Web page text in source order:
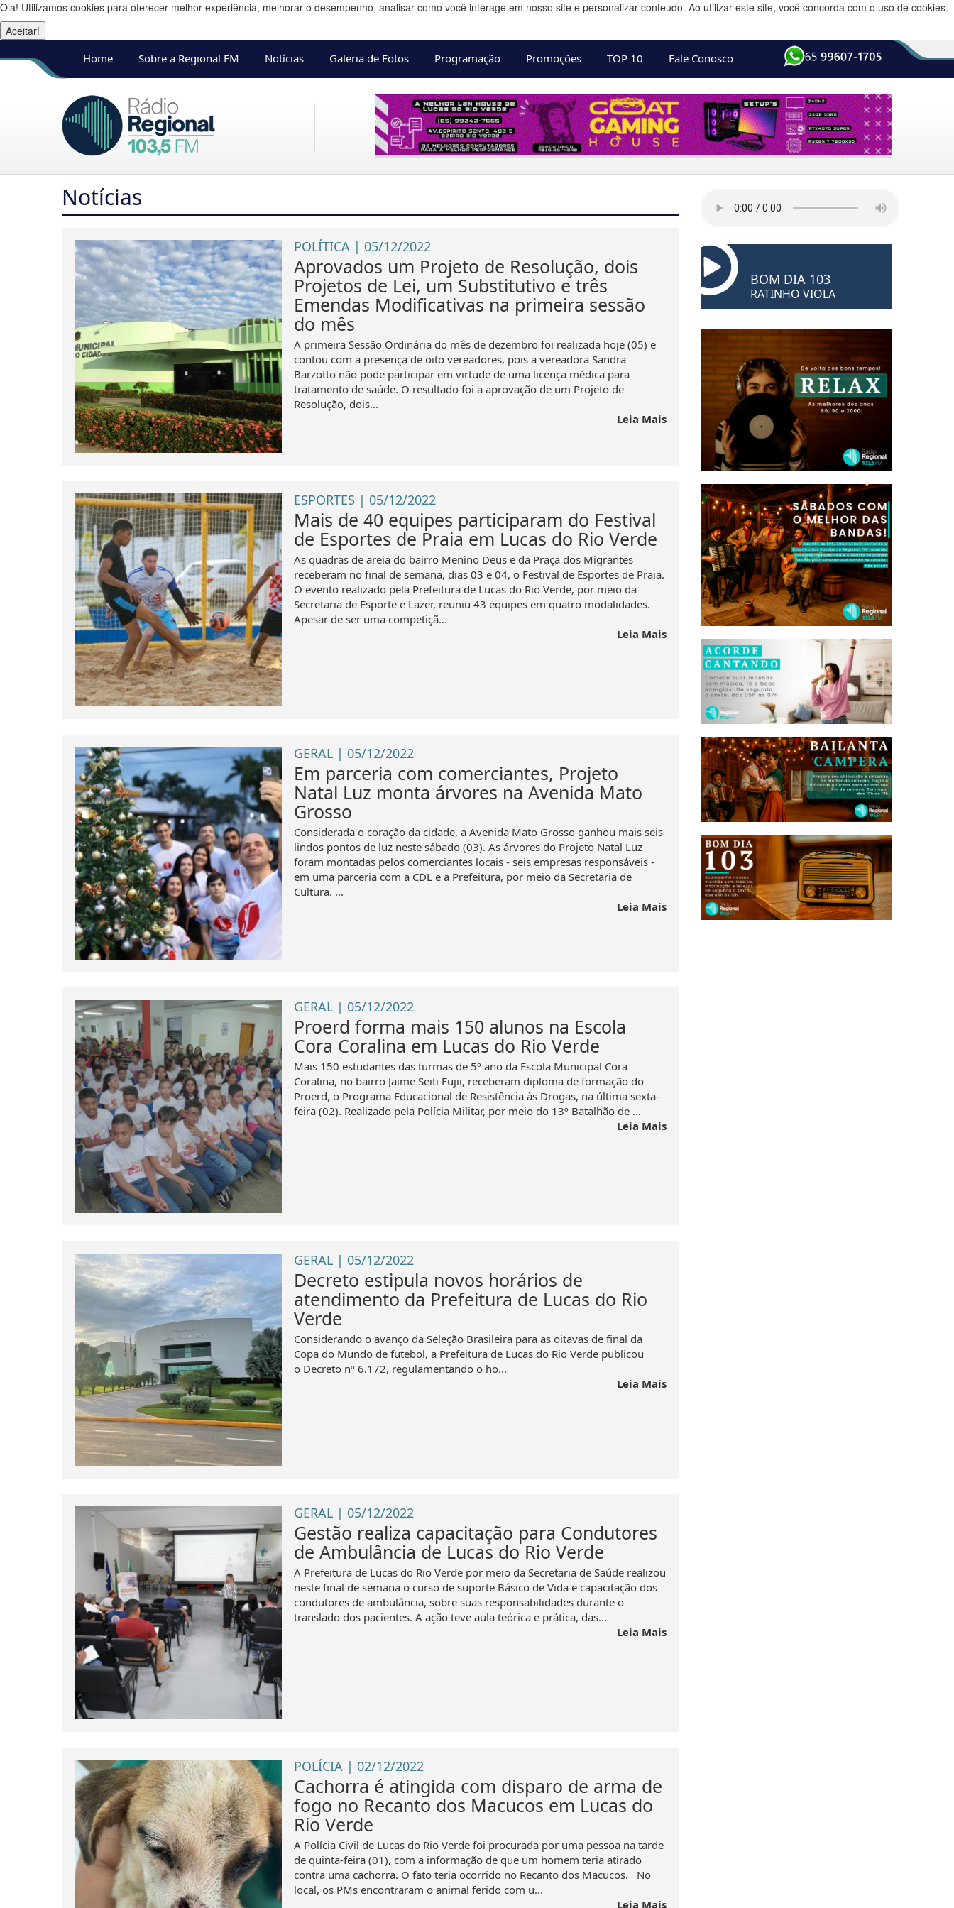
Olá! Utilizamos cookies para oferecer melhor experiência, melhorar o desempenho, analisar como você interage em nosso site e personalizar conteúdo. Ao utilizar este site, você concorda com o uso de cookies.
Aceitar!
Home
Sobre a Regional FM Notícias Galeria de Fotos Programação Promoções TOP 10 Fale Conosco
Notícias
POLÍTICA | 05/12/2022
Aprovados um Projeto de Resolução, dois
Projetos de Lei, um Substitutivo e três
Emendas Modificativas na primeira sessão
do mês
A primeira Sessão Ordinária do mês de dezembro foi realizada hoje (05) e
contou com a presença de oito vereadores, pois a vereadora Sandra
Barzotto não pode participar em virtude de uma licença médica para
tratamento de saúde. O resultado foi a aprovação de um Projeto de
Resolução, dois...
Leia Mais
ESPORTES | 05/12/2022
Mais de 40 equipes participaram do Festival
de Esportes de Praia em Lucas do Rio Verde
As quadras de areia do bairro Menino Deus e da Praça dos Migrantes
receberam no final de semana, dias 03 e 04, o Festival de Esportes de Praia.
O evento realizado pela Prefeitura de Lucas do Rio Verde, por meio da
Secretaria de Esporte e Lazer, reuniu 43 equipes em quatro modalidades.
Apesar de ser uma competiçã...
Leia Mais
GERAL | 05/12/2022
Em parceria com comerciantes, Projeto
Natal Luz monta árvores na Avenida Mato
Grosso
Considerada o coração da cidade, a Avenida Mato Grosso ganhou mais seis
lindos pontos de luz neste sábado (03). As árvores do Projeto Natal Luz
foram montadas pelos comerciantes locais - seis empresas responsáveis -
em uma parceria com a CDL e a Prefeitura, por meio da Secretaria de
Cultura. ...
Leia Mais
GERAL | 05/12/2022
Proerd forma mais 150 alunos na Escola
Cora Coralina em Lucas do Rio Verde
Mais 150 estudantes das turmas de 5º ano da Escola Municipal Cora
Coralina, no bairro Jaime Seiti Fujii, receberam diploma de formação do
Proerd, o Programa Educacional de Resistência às Drogas, na última sexta-
feira (02). Realizado pela Polícia Militar, por meio do 13º Batalhão de ...
Leia Mais
GERAL | 05/12/2022
Decreto estipula novos horários de
atendimento da Prefeitura de Lucas do Rio
Verde
Considerando o avanço da Seleção Brasileira para as oitavas de final da
Copa do Mundo de futebol, a Prefeitura de Lucas do Rio Verde publicou
o Decreto nº 6.172, regulamentando o ho...
Leia Mais
GERAL | 05/12/2022
Gestão realiza capacitação para Condutores
de Ambulância de Lucas do Rio Verde
A Prefeitura de Lucas do Rio Verde por meio da Secretaria de Saúde realizou
neste final de semana o curso de suporte Básico de Vida e capacitação dos
condutores de ambulância, sobre suas responsabilidades durante o
translado dos pacientes. A ação teve aula teórica e prática, das...
Leia Mais
POLÍCIA | 02/12/2022
Cachorra é atingida com disparo de arma de
fogo no Recanto dos Macucos em Lucas do
Rio Verde
A Polícia Civil de Lucas do Rio Verde foi procurada por uma pessoa na tarde
de quinta-feira (01), com a informação de que um homem teria atirado
contra uma cachorra. O fato teria ocorrido no Recanto dos Macucos. No
local, os PMs encontraram o animal ferido com u...
Leia Mais
BOM DIA 103
RATINHO VIOLA